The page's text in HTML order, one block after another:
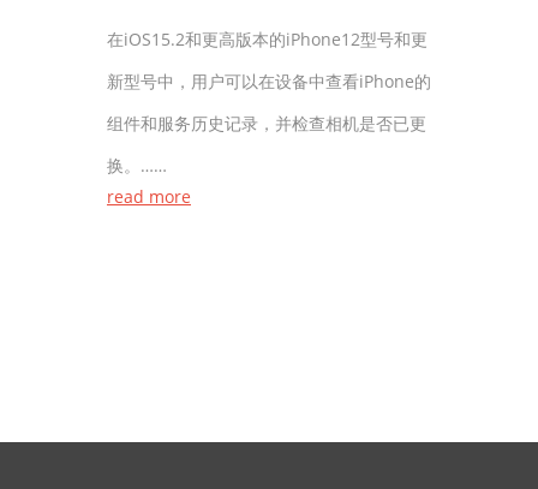
在iOS15.2和更高版本的iPhone12型号和更
新型号中，用户可以在设备中查看iPhone的
组件和服务历史记录，并检查相机是否已更
换。……
read more